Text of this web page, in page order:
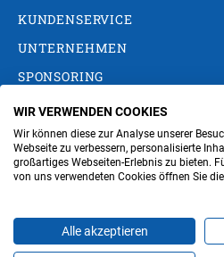
KUNDENSERVICE
UNTERNEHMEN
SPONSORING
AGB Privacy Policy
Impressum
Cookie-Einstellungen ändern
WIR VERWENDEN COOKIES
Wir können diese zur Analyse unserer
Webseite zu verbessern, personalisierte
großartiges Webseiten-Erlebnis zu bieten.
von uns verwendeten Cookies öffnen Sie
Alle akzeptieren